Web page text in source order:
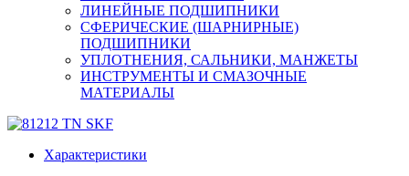
ЛИНЕЙНЫЕ ПОДШИПНИКИ
СФЕРИЧЕСКИЕ (ШАРНИРНЫЕ)
ПОДШИПНИКИ
УПЛОТНЕНИЯ, САЛЬНИКИ, МАНЖЕТЫ
ИНСТРУМЕНТЫ И СМАЗОЧНЫЕ
МАТЕРИАЛЫ
Характеристики